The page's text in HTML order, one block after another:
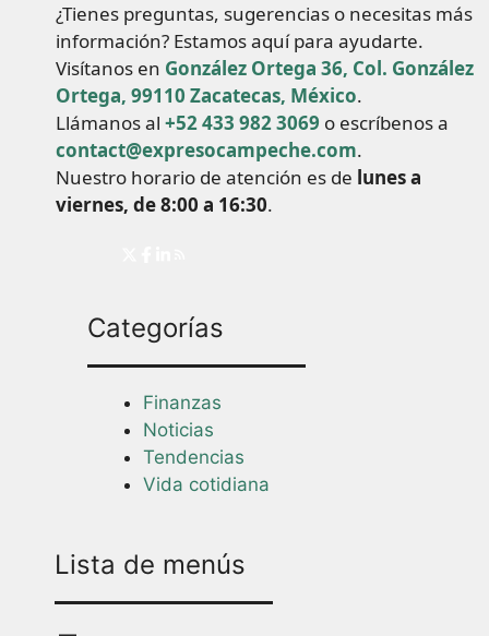
¿Tienes preguntas, sugerencias o necesitas más
información? Estamos aquí para ayudarte.
Visítanos en González Ortega 36, Col. González
Ortega, 99110 Zacatecas, México.
Llámanos al +52 433 982 3069 o escríbenos a
contact@expresocampeche.com.
Nuestro horario de atención es de lunes a
viernes, de 8:00 a 16:30.
Categorías
Finanzas
Noticias
Tendencias
Vida cotidiana
Lista de menús